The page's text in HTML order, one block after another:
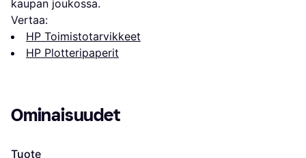
kaupan joukossa.
Vertaa:
HP Toimistotarvikkeet
HP Plotteripaperit
Ominaisuudet
Tuote